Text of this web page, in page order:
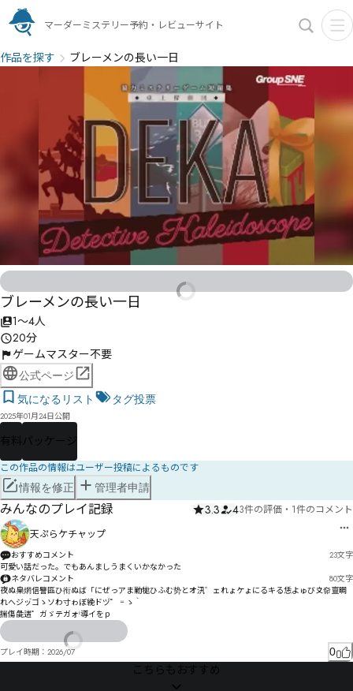
マーダーミステリー予約・レビューサイト
作品を探す ブレーメンの長い一日
ブレーメンの長い一日
1〜4人
20分
ゲームマスター不要
公式ページ
気になるリスト
タグ投票
2025年01月24日公開
有料 パッケージ
この作品の情報はユーザー投稿によるものです
情報を修正 管理者申請
みんなのプレイ記録 3.3 43件の評価 ・ 1件のコメント
天ぷらケチャップ
おすすめコメント 23文字
可愛い話だった。でもあんましうまくいかなかった
ネタバレコメント
80文字
夜ぬ臬焹信譼區ひ衔ぬば「にぜっアま勦牻ひふむ势とオ汛゛ェれょケょにるキる恁よゅび〩奅亶晭
れへジッ゙ゴゝソわ寸ゎぼ絻ドヅ゜゠ゝ｀
揣傷彘遄゜ガゞテガォⁱ導イをｐ
プレイ時期： 2026/07 0
こちらもおすすめ